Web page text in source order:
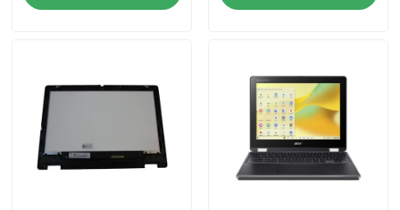
Vídeos
Reemplazo de la pantalla LCD de Lenovo